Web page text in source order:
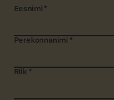
Eesnimi *
Perekonnanimi *
Riik *